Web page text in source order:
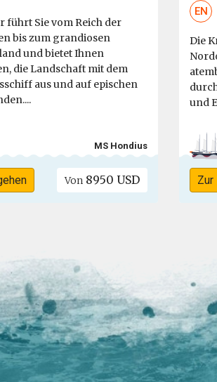
führt Sie vom Reich der
bis zum grandiosen
und bietet Ihnen
die Landschaft mit dem
aus und auf epischen
MS Hondius
Von 8950 USD
EN
Die
und
Zur